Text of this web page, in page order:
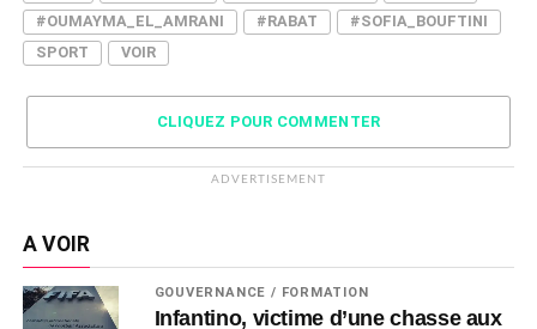
#OUMAYMA_EL_AMRANI
#RABAT
#SOFIA_BOUFTINI
SPORT
VOIR
CLIQUEZ POUR COMMENTER
ADVERTISEMENT
A VOIR
GOUVERNANCE / FORMATION
Infantino, victime d’une chasse aux